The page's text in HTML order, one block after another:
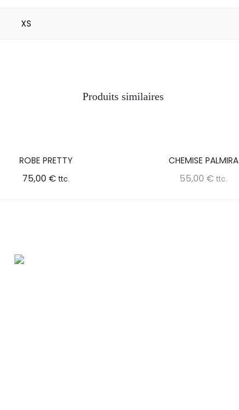
XS
Produits similaires
ROBE PRETTY
75,00 € ttc.
CHEMISE PALMIRA
55,00 € ttc.